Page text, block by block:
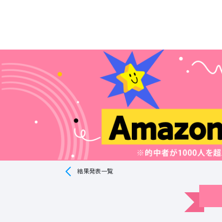
結果発表一覧